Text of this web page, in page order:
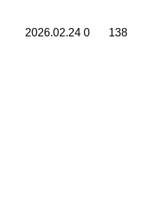
2026.02.24 0 138